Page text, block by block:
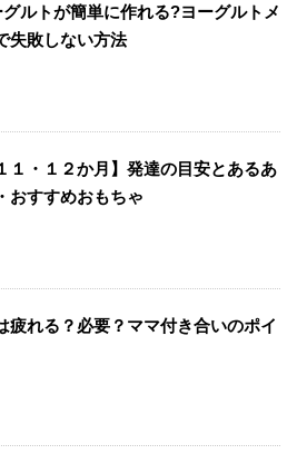
ルトが簡単に作れる?ヨーグルトメ
失敗しない方法
１・１２か月】発達の目安とあるあ
おすすめおもちゃ
疲れる？必要？ママ付き合いのポイ